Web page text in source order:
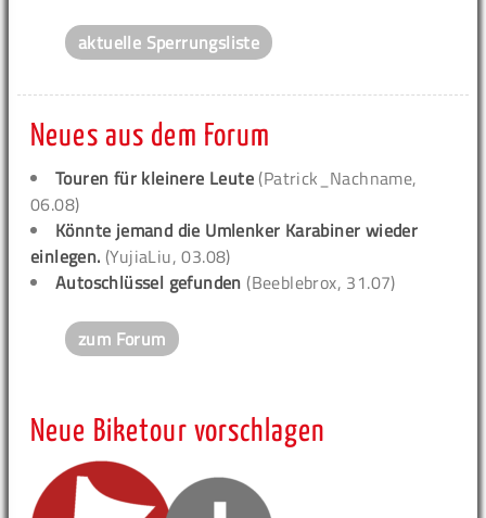
aktuelle Sperrungsliste
Neues aus dem Forum
Touren für kleinere Leute (Patrick_Nachname,
06.08)
Könnte jemand die Umlenker Karabiner wieder
einlegen. (YujiaLiu, 03.08)
Autoschlüssel gefunden (Beeblebrox, 31.07)
zum Forum
Neue Biketour vorschlagen